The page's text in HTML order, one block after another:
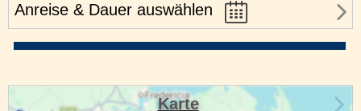
Anreise & Dauer auswählen
Karte